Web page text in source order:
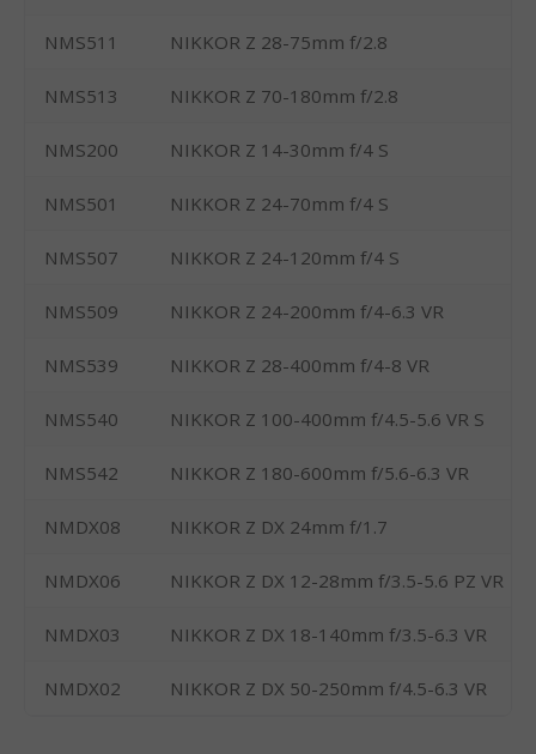
NMS511 NIKKOR Z 28-75mm f/2.8
NMS513 NIKKOR Z 70-180mm f/2.8
NMS200 NIKKOR Z 14-30mm f/4 S
NMS501 NIKKOR Z 24-70mm f/4 S
NMS507 NIKKOR Z 24-120mm f/4 S
NMS509 NIKKOR Z 24-200mm f/4-6.3 VR
NMS539 NIKKOR Z 28-400mm f/4-8 VR
NMS540 NIKKOR Z 100-400mm f/4.5-5.6 VR S
NMS542 NIKKOR Z 180-600mm f/5.6-6.3 VR
NMDX08 NIKKOR Z DX 24mm f/1.7
NMDX06 NIKKOR Z DX 12-28mm f/3.5-5.6 PZ VR
NMDX03 NIKKOR Z DX 18-140mm f/3.5-6.3 VR
NMDX02 NIKKOR Z DX 50-250mm f/4.5-6.3 VR